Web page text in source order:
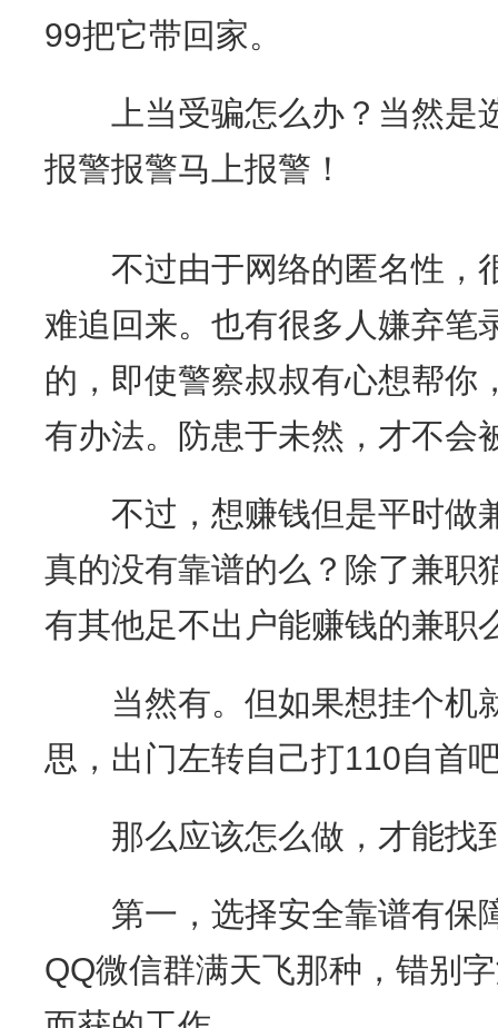
99把它带回家。
上当受骗怎么办？当然是
报警报警马上报警！
不过由于网络的匿名性，
难追回来。也有很多人嫌弃笔
的，即使警察叔叔有心想帮你
有办法。防患于未然，才不会
不过，想赚钱但是平时做
真的没有靠谱的么？除了兼职
有其他足不出户能赚钱的兼职
当然有。但如果想挂个机
思，出门左转自己打110自首
那么应该怎么做，才能找
第一，选择安全靠谱有保
QQ微信群满天飞那种，错别